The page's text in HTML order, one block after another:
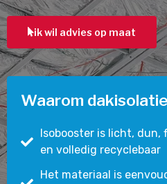
ik wil advies op maat
Waarom
Isobooster is licht, dun,
en volledig recyclebaar
Het materiaal is